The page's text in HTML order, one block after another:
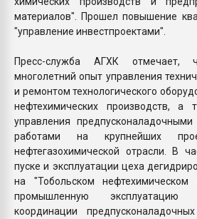
материалов". Прошел повышение
"управление инвестпроектами".
Пресс-служба АГХК отмечает,
многолетний опыт управления
и ремонтом технологического
нефтехимических производств, а
управления
работами на крупнейших
нефтегазохимической отрасли. В
пуске и эксплуатации цеха
на "Тобольском
промышленную эксплуатацию
координации